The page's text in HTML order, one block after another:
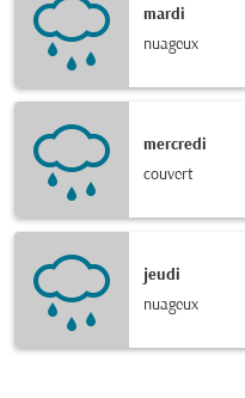
mardi
nuageux
mercredi
couvert
jeudi
nuageux